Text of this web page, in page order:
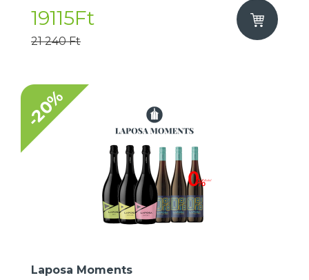
19115Ft
21 240 Ft
-20%
Laposa Moments